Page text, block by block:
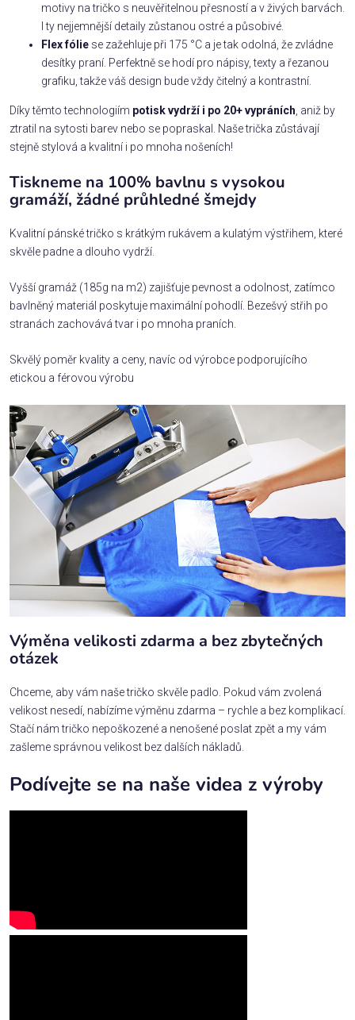
motivy na tričko s neuvěřitelnou přesností a v živých barvách.
I ty nejjemnější detaily zůstanou ostré a působivé.
Flex fólie se zažehluje při 175 °C a je tak odolná, že zvládne
desítky praní. Perfektně se hodí pro nápisy, texty a řezanou
grafiku, takže váš design bude vždy čitelný a kontrastní.
Díky těmto technologiím potisk vydrží i po 20+ vypráních , aniž by
ztratil na sytosti barev nebo se popraskal. Naše trička zůstávají
stejně stylová a kvalitní i po mnoha nošeních!
Tiskneme na 100% bavlnu s vysokou
gramáží, žádné průhledné šmejdy
Kvalitní pánské tričko s krátkým rukávem a kulatým výstřihem, které
skvěle padne a dlouho vydrží.
Vyšší gramáž (185g na m2) zajišťuje pevnost a odolnost, zatímco
bavlněný materiál poskytuje maximální pohodlí. Bezešvý střih po
stranách zachovává tvar i po mnoha praních.
Skvělý poměr kvality a ceny, navíc od výrobce podporujícího
etickou a férovou výrobu
Výměna velikosti zdarma a bez zbytečných
otázek
Chceme, aby vám naše tričko skvěle padlo. Pokud vám zvolená
velikost nesedí, nabízíme výměnu zdarma – rychle a bez komplikací.
Stačí nám tričko nepoškozené a nenošené poslat zpět a my vám
zašleme správnou velikost bez dalších nákladů.
Podívejte se na naše videa z výroby